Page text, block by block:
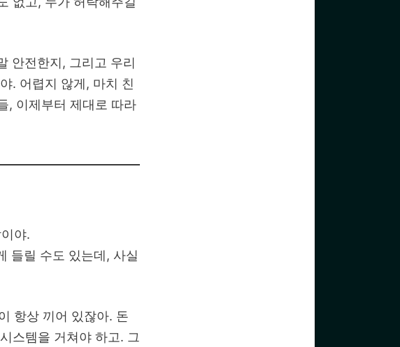
안전한지, 그리고 우리
. 어렵지 않게, 마치 친
, 이제부터 제대로 따라
야.
들릴 수도 있는데, 사실
항상 끼어 있잖아. 돈
스템을 거쳐야 하고. 그